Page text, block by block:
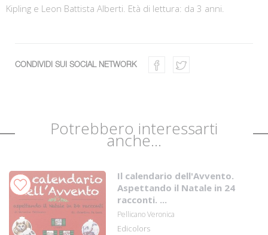
Kipling e Leon Battista Alberti. Età di lettura: da 3 anni.
CONDIVIDI SUI SOCIAL NETWORK
Potrebbero interessarti
anche...
Il calendario dell'Avvento.
Aspettando il Natale in 24
racconti. ...
Pellicano Veronica
Edicolors